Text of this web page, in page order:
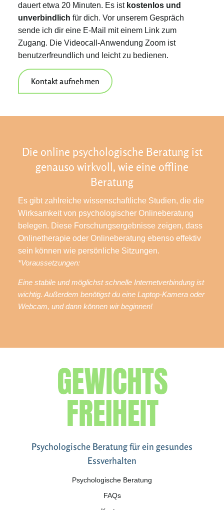
dauert etwa 20 Minuten. Es ist kostenlos und
unverbindlich für dich. Vor unserem Gespräch
sende ich dir eine E-Mail mit einem Link zum
Zugang. Die Videocall-Anwendung Zoom ist
benutzerfreundlich und leicht zu bedienen.
Kontakt aufnehmen
Die online psychologische Beratung ist
genauso wirkvoll, wie eine offline
Beratung
Es gibt zahlreiche wissenschaftliche Studien, die die
Wirksamkeit von psychologischer Onlineberatung
belegen. Diese Forschungsergebnisse zeigen, dass
Onlinetherapie oder Onlineberatung ebenso effektiv
sein können wie persönliche Sitzungen.
*Voraussetzungen:
Eine stabile und möglichst schnelle Internetverbindung ist
wichtig. Außerdem benötigst du eine Laptop-Kamera oder
Webcam, und dann können wir beginnen!
Psychologische Beratung für ein gesundes
Essverhalten
Psychologische Beratung
FAQs